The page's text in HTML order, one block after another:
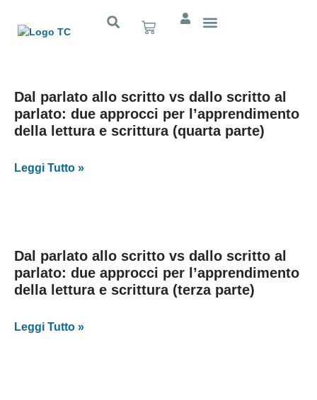
Dal parlato allo scritto vs dallo scritto al
parlato: due approcci per l’apprendimento
della lettura e scrittura (quarta parte)
Leggi Tutto »
Dal parlato allo scritto vs dallo scritto al
parlato: due approcci per l’apprendimento
della lettura e scrittura (terza parte)
Leggi Tutto »